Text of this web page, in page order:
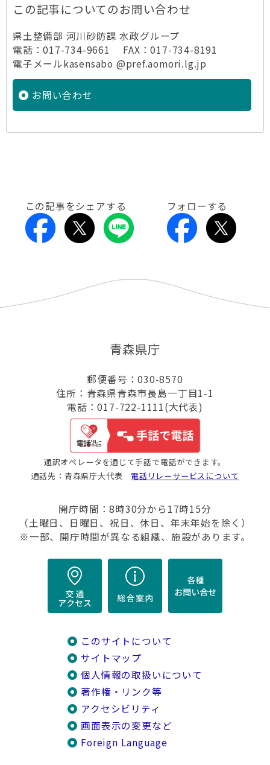
この記事についてのお問い合わせ
県土整備部 河川砂防課 水政グループ
電話：017-734-9661 FAX：017-734-8191
電子メールkasensabo @pref.aomori.lg.jp
お問い合わせ
この記事をシェアする フォローする
青森県庁
郵便番号：030-8570
住所：青森県青森市長島一丁目1-1
電話：017-722-1111(大代表)
通訳オペレータを通じて手話で電話ができます。
通話先：青森県庁大代表 電話リレーサービスについて
開庁時間：8時30分から17時15分
（土曜日、日曜日、祝日、休日、年末年始を除く）
※一部、開庁時間が異なる組織、施設があります。
このサイトについて
サイトマップ
個人情報の取扱いについて
著作権・リンク等
アクセシビリティ
画面表示の変更など
Foreign Language